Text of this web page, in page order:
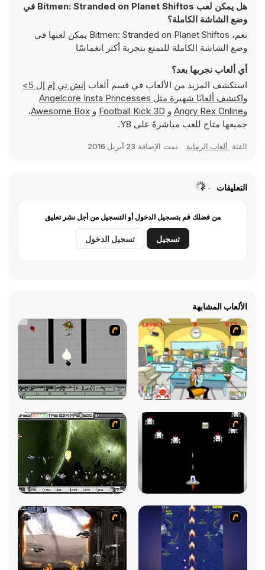
هل يمكن لعب Bitmen: Stranded on Planet Shiftos في
وضع الشاشة الكاملة؟
نعم، Bitmen: Stranded on Planet Shiftos يمكن لعبها في
وضع الشاشة الكاملة للتمتع بتجربة أكثر انغماسًا
أي ألعاب نجربها بعد؟
استكشف المزيد من الألعاب في قسم ألعاب
إتش تي إم إل 5>
واكتشف ألعابًا شهيرة مثل Angelcore Insta Princesses
وAngry Rex Online و Football Kick 3D و Awesome Box،
جميعها متاح للعب مباشرةً على Y8.
الفئة ألعاب الرماية تمت الإضافة 23 أبريل 2016
التعليقات
من فضلك قم بتسجيل الدخول أو التسجيل من أجل نشر تعليق
تسجيل تسجيل الدخول
الألعاب المشابهة